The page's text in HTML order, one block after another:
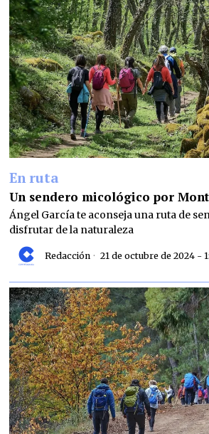
En ruta
Un sendero micológico por
Ángel García te aconseja una ruta de
disfrutar de la naturaleza
Redacción 21 de octubre de 2024 -